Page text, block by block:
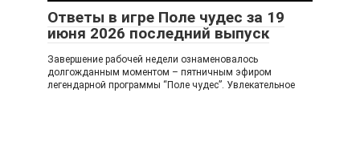
Ответы в игре Поле чудес за 19
июня 2026 последний выпуск
Завершение рабочей недели ознаменовалось
долгожданным моментом – пятничным эфиром
легендарной программы “Поле чудес”. Увлекательное